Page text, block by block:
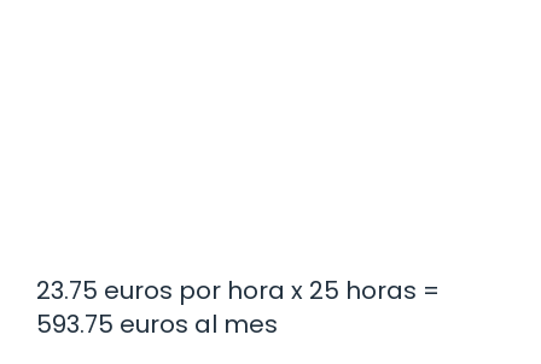
23.75 euros por hora x 25 horas =
593.75 euros al mes